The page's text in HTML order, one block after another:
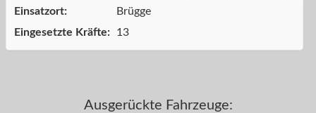
Einsatzort:
Brügge
Eingesetzte Kräfte:
13
Ausgerückte Fahrzeuge: